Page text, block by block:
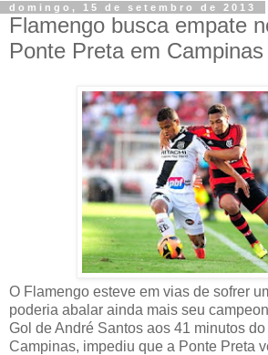
domingo, 15 de setembro de 2013
Flamengo busca empate
Ponte Preta em Campinas
O Flamengo esteve em vias de sofrer
poderia abalar ainda mais seu
Gol de André Santos aos 41 minutos
Campinas, impediu que a Ponte Preta